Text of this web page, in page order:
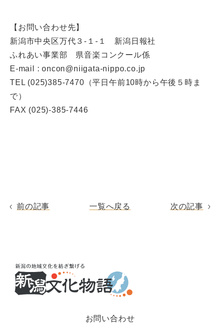
【お問い合わせ先】
新潟市中央区万代３-１-１ 新潟日報社
ふれあい事業部 県音楽コンクール係
E-mail : oncon@niigata-nippo.co.jp
TEL (025)385-7470（平日午前10時から午後５時ま
で）
FAX (025)-385-7446
前の記事 一覧へ戻る 次の記事
お問い合わせ